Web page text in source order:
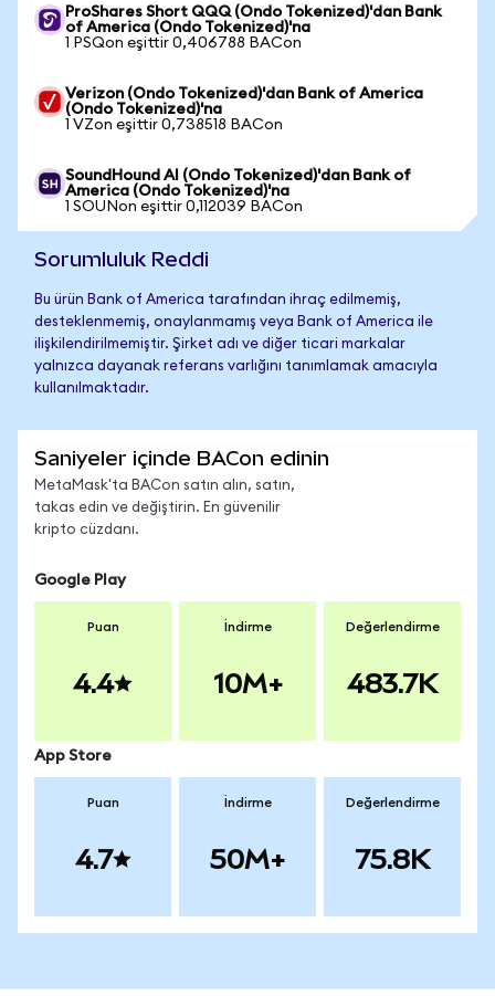
ProShares Short QQQ (Ondo Tokenized)'dan Bank
of America (Ondo Tokenized)'na
1 PSQon eşittir 0,406788 BACon
Verizon (Ondo Tokenized)'dan Bank of America
(Ondo Tokenized)'na
1 VZon eşittir 0,738518 BACon
SoundHound AI (Ondo Tokenized)'dan Bank of
America (Ondo Tokenized)'na
1 SOUNon eşittir 0,112039 BACon
Sorumluluk Reddi
Bu ürün Bank of America tarafından ihraç edilmemiş,
desteklenmemiş, onaylanmamış veya Bank of America ile
ilişkilendirilmemiştir. Şirket adı ve diğer ticari markalar
yalnızca dayanak referans varlığını tanımlamak amacıyla
kullanılmaktadır.
Saniyeler içinde BACon edinin
MetaMask'ta BACon satın alın, satın,
takas edin ve değiştirin. En güvenilir
kripto cüzdanı.
Google Play
Puan
4.4
İndirme
10M+
Değerlendirme
483.7K
App Store
Puan
4.7
İndirme
50M+
Değerlendirme
75.8K